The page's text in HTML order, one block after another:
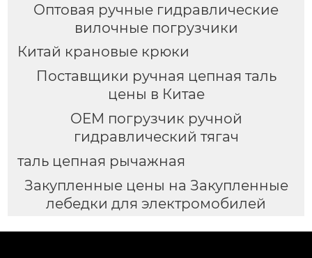
Оптовая ручные гидравлические
вилочные погрузчики
Китай крановые крюки
Поставщики ручная цепная таль
цены в Китае
OEM погрузчик ручной
гидравлический тягач
таль цепная рычажная
Закупленные цены на Закупленные
лебедки для электромобилей